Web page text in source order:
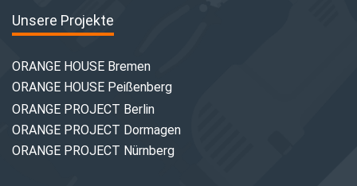
Unsere Projekte
ORANGE HOUSE Bremen
ORANGE HOUSE Peißenberg
ORANGE PROJECT Berlin
ORANGE PROJECT Dormagen
ORANGE PROJECT Nürnberg